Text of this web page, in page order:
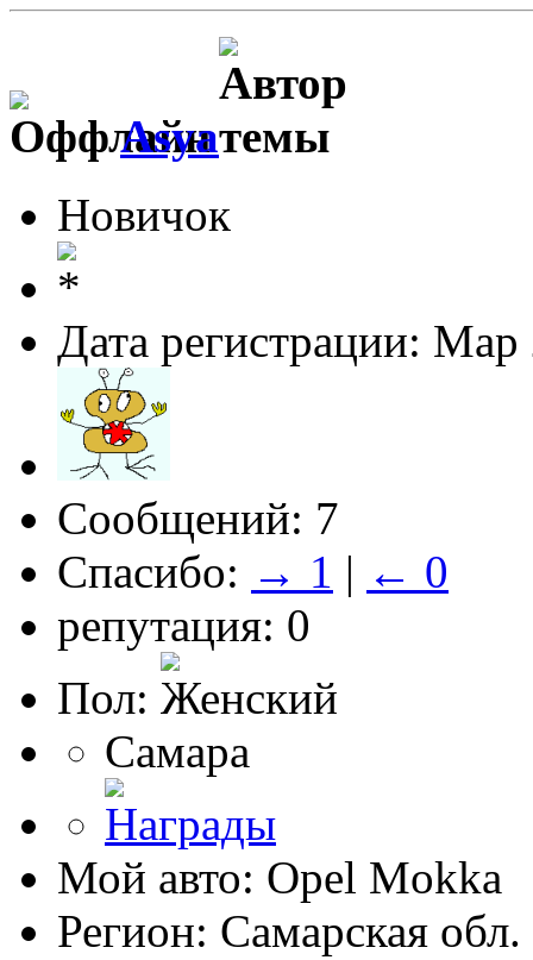
Asya
Новичок
Дата регистрации: Мар
Сообщений: 7
Спасибо: → 1 | ← 0
репутация: 0
Пол:
Самара
Мой авто: Opel Mokka
Регион: Самарская обл.